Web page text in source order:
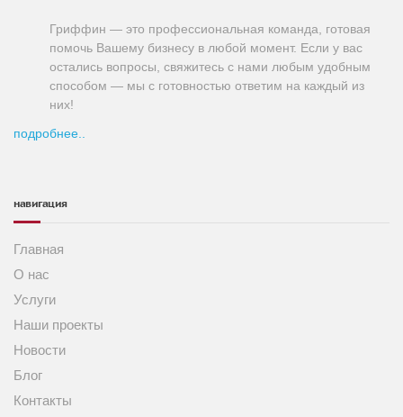
Гриффин — это профессиональная команда, готовая
помочь Вашему бизнесу в любой момент. Если у вас
остались вопросы, свяжитесь с нами любым удобным
способом — мы с готовностью ответим на каждый из
них!
подробнее..
навигация
Главная
О нас
Услуги
Наши проекты
Новости
Блог
Контакты